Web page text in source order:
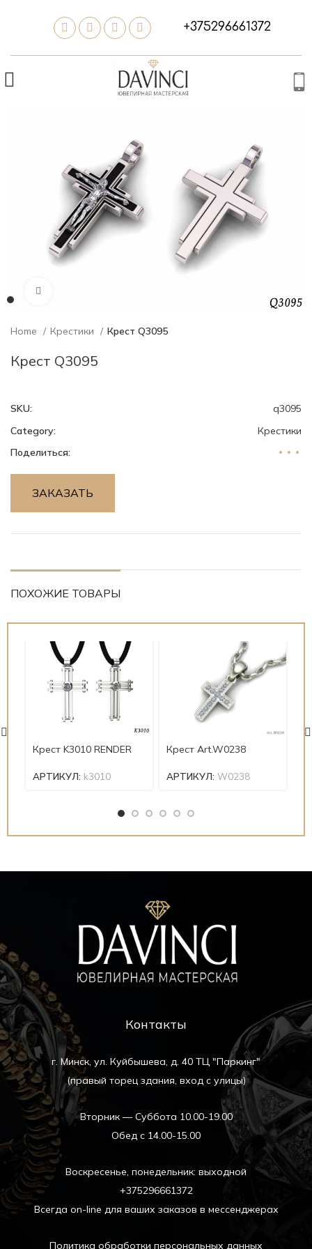
+375296661372
Home Крестики Крест Q3095
Крест Q3095
SKU:
q3095
Category:
Крестики
Поделиться:
ЗАКАЗАТЬ
ПОХОЖИЕ ТОВАРЫ
Крест K3010 RENDER
АРТИКУЛ: k3010
Крест Art.W0238
АРТИКУЛ: W0238
Контакты
г. Минск, ул. Куйбышева, д. 40 ТЦ "Паркинг"
(правый торец здания, вход с улицы)
Вторник — Суббота 10.00-19.00
Обед с 14.00-15.00
Воскресенье, понедельник: выходной
+375296661372
Всегда on-line для ваших заказов в мессенджерах
Политика обработки персональных данных